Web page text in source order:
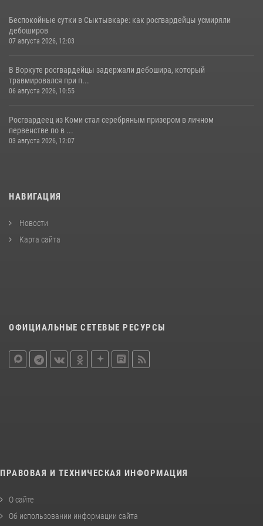
Беспокойные сутки в Сыктывкаре: как росгвардейцы усмиряли
дебоширов
07 августа 2026, 12:03
В Воркуте росгвардейцы задержали дебошира, который
травмировался при п...
06 августа 2026, 10:55
Росгвардеец из Коми стал серебряным призером в личном
первенстве по в ...
03 августа 2026, 12:07
НАВИГАЦИЯ
Новости
Карта сайта
ОФИЦИАЛЬНЫЕ СЕТЕВЫЕ РЕСУРСЫ
ПРАВОВАЯ И ТЕХНИЧЕСКАЯ ИНФОРМАЦИЯ
О сайте
Об использовании информации сайта